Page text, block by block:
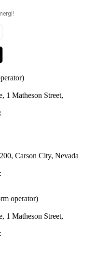
1 Matheson Street,
Carson City, Nevada
operator)
1 Matheson Street,